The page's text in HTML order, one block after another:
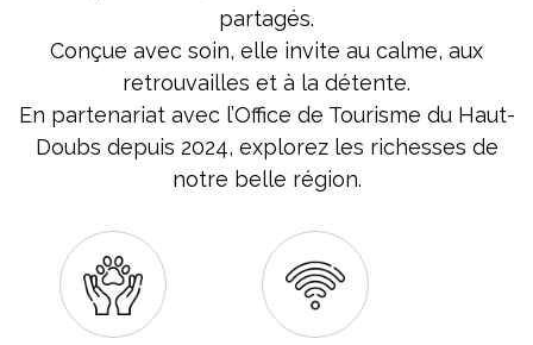
partagés.
Conçue avec soin, elle invite au calme, aux
retrouvailles et à la détente.
En partenariat avec l’Office de Tourisme du Haut-
Doubs depuis 2024, explorez les richesses de
notre belle région.